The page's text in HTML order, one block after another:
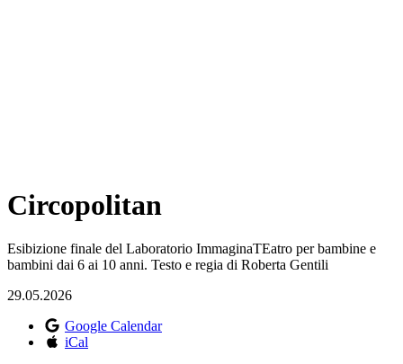
Circopolitan
Esibizione finale del Laboratorio ImmaginaTEatro per bambine e
bambini dai 6 ai 10 anni. Testo e regia di Roberta Gentili
29.05.2026
Google Calendar
iCal